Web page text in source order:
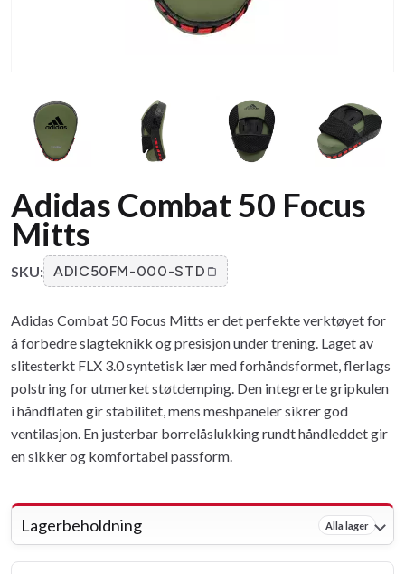
Adidas Combat 50 Focus
Mitts
SKU: ADIC50FM-000-STD
Adidas Combat 50 Focus Mitts er det perfekte verktøyet for
å forbedre slagteknikk og presisjon under trening. Laget av
slitesterkt FLX 3.0 syntetisk lær med forhåndsformet, flerlags
polstring for utmerket støtdemping. Den integrerte gripkulen
i håndflaten gir stabilitet, mens meshpaneler sikrer god
ventilasjon. En justerbar borrelåslukking rundt håndleddet gir
en sikker og komfortabel passform.
Lagerbeholdning Alla lager